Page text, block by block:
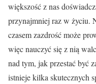
większość z nas
przynajmniej raz w życiu.
czasem zazdrość może
więc nauczyć się z nią
nad tym, jak przestać być
istnieje kilka skutecznych